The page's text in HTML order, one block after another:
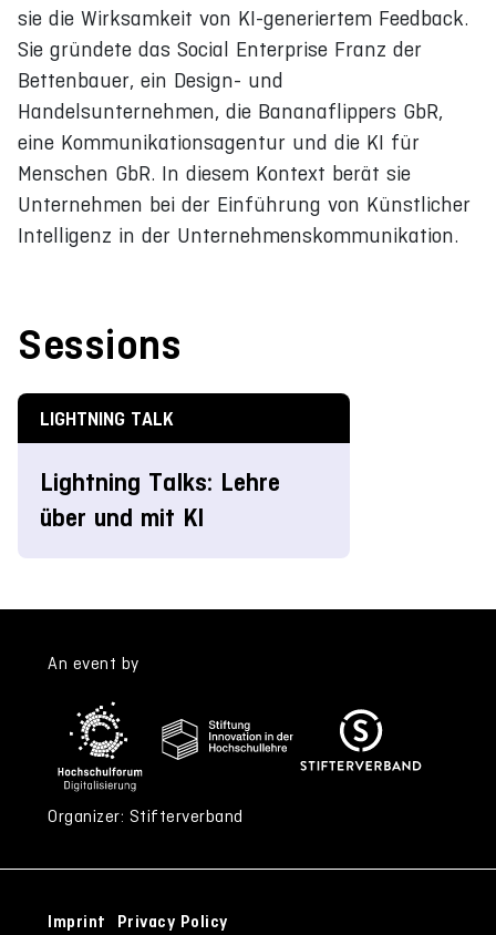
sie die Wirksamkeit von KI-generiertem Feedback.
Sie gründete das Social Enterprise Franz der
Bettenbauer, ein Design- und
Handelsunternehmen, die Bananaflippers GbR,
eine Kommunikationsagentur und die KI für
Menschen GbR. In diesem Kontext berät sie
Unternehmen bei der Einführung von Künstlicher
Intelligenz in der Unternehmenskommunikation.
Sessions
LIGHTNING TALK
Lightning Talks: Lehre
über und mit KI
An event by
Organizer: Stifterverband
Imprint Privacy Policy